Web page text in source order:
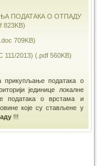
ПОДАТАКА О ОТПАДУ
709KB)
2013) (.pdf 560KB)
података о
јединице локалне
података о врстама и
које су стављене у
!!!